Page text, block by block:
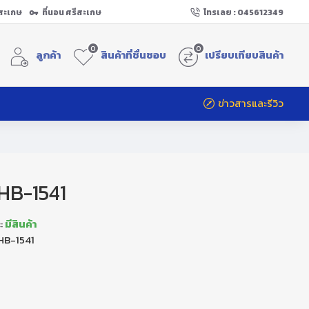
ะเกษ ที่นอน ศรีสะเกษ โทรเลย : 045612349
ลูกค้า สินค้าที่ชื่นชอบ
0 เปรียบเทียบสินค้า
0
ข่าวสารและรีวิว
1541
มีสินค้า
1541